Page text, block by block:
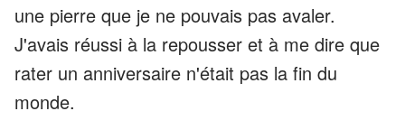
une pierre que je ne pouvais pas avaler.
J'avais réussi à la repousser et à me dire que
rater un anniversaire n'était pas la fin du
monde.